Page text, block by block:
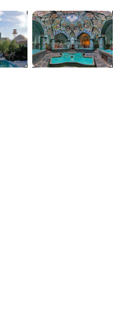
درباره دانشگاه
پژوهشکده
چشم انداز پژوهشکده
ورزشی شامل گسترش
میان رشته ای علوم
استانی و کشوری؛
متخصص و برای
کارآمدتر؛ و در نهایت
آموزشی- پژوهشی ، با
تندرستی مردم و